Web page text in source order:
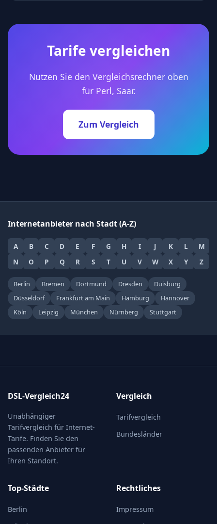
Tarife vergleichen
Nutzen Sie den Vergleichsrechner oben
für Perl, Saar.
Zum Vergleich
Internetanbieter nach Stadt (A-Z)
A B C D E F G H I J K L
M
N
O P Q R S T U V W X Y Z
Berlin Bremen Dortmund Dresden
Duisburg
Düsseldorf
Frankfurt am Main Hamburg
Hannover
Köln
Leipzig München Nürnberg Stuttgart
DSL-Vergleich24
Unabhängiger
Tarifvergleich für Internet-
Tarife. Finden Sie den
passenden Anbieter für
Ihren Standort.
Vergleich
Tarifvergleich
Bundesländer
Top-Städte
Berlin
Rechtliches
Impressum